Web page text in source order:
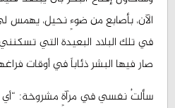
الآن، بأصابع من ضوءٍ نحيل، يهمس
في تلك البلاد البعيدة التي
صار فيها البشر ذئاباً في أوقات
سألتُ نفسي في مرآةٍ مشروخة: “أي